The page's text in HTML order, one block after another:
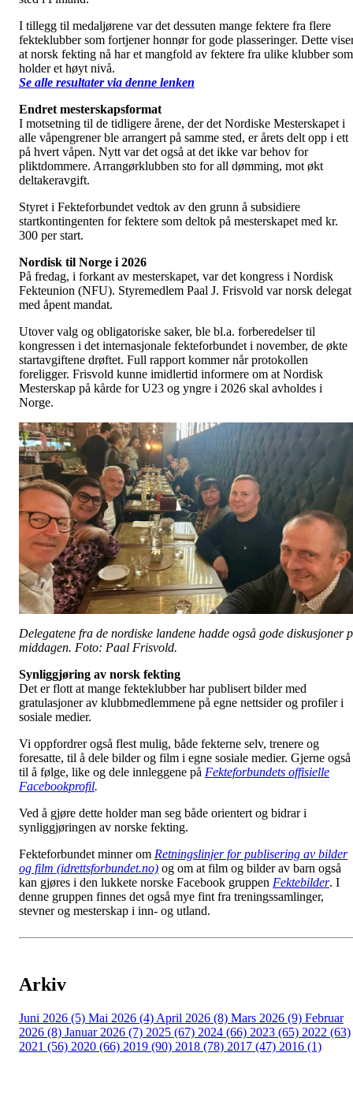
I tillegg til medaljørene var det dessuten mange fektere fra flere
fekteklubber som fortjener honnør for gode plasseringer. Dette
at norsk fekting nå har et mangfold av fektere fra ulike klubber som
holder et høyt nivå.
Se alle resultater via denne lenken
Endret mesterskapsformat
I motsetning til de tidligere årene, der det Nordiske Mesterskapet i
alle våpengrener ble arrangert på samme sted, er årets delt opp i ett
på hvert våpen. Nytt var det også at det ikke var behov for
pliktdommere. Arrangørklubben sto for all dømming, mot økt
deltakeravgift.
Styret i Fekteforbundet vedtok av den grunn å subsidiere
startkontingenten for fektere som deltok på mesterskapet med kr.
300 per start.
Nordisk til Norge i 2026
På fredag, i forkant av mesterskapet, var det kongress i Nordisk
Fekteunion (NFU). Styremedlem Paal J. Frisvold var norsk delegat
med åpent mandat.
Utover valg og obligatoriske saker, ble bl.a. forberedelser til
kongressen i det internasjonale fekteforbundet i november, de økte
startavgiftene drøftet. Full rapport kommer når protokollen
foreligger. Frisvold kunne imidlertid informere om at Nordisk
Mesterskap på kårde for U23 og yngre i 2026 skal avholdes i
Norge.
Delegatene fra de nordiske landene hadde også gode diskusjoner
middagen. Foto: Paal Frisvold.
Synliggjøring av norsk fekting
Det er flott at mange fekteklubber har publisert bilder med
gratulasjoner av klubbmedlemmene på egne nettsider og profiler i
sosiale medier.
Vi oppfordrer også flest mulig, både fekterne selv, trenere og
foresatte, til å dele bilder og film i egne sosiale medier. Gjerne også
til å følge, like og dele innleggene på Fekteforbundets offisielle
Facebookprofil.
Ved å gjøre dette holder man seg både orientert og bidrar i
synliggjøringen av norske fekting.
Fekteforbundet minner om Retningslinjer for publisering av bilder
og film (idrettsforbundet.no) og om at film og bilder av barn også
kan gjøres i den lukkete norske Facebook gruppen Fektebilder. I
denne gruppen finnes det også mye fint fra treningssamlinger,
stevner og mesterskap i inn- og utland.
Arkiv
Juni 2026 (5) Mai 2026 (4) April 2026 (8) Mars 2026 (9) Februar
2026 (8) Januar 2026 (7) 2025 (67) 2024 (66) 2023 (65) 2022 (63)
2021 (56) 2020 (66) 2019 (90) 2018 (78) 2017 (47) 2016 (1)